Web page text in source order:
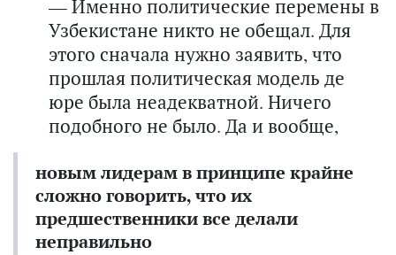
— Именно политические перемены в
Узбекистане никто не обещал. Для
этого сначала нужно заявить, что
прошлая политическая модель де
юре была неадекватной. Ничего
подобного не было. Да и вообще,
новым лидерам в принципе крайне
сложно говорить, что их
предшественники все делали
неправильно